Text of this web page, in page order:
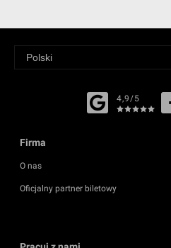
4,9/5
Firma
O nas
Oficjalny partner biletowy